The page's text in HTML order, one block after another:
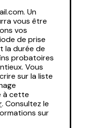
Un
vous être
vos
de prise
la durée de
probatoires
Vous
sur la liste
à cette
. Consultez le
sur